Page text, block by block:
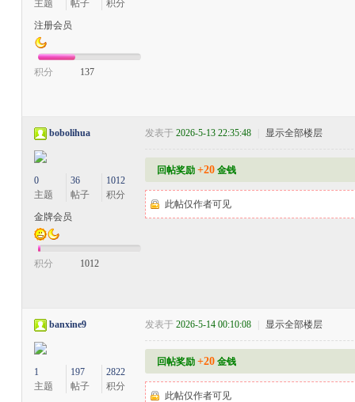
主题
帖子
积分
注册会员
积分 137
bobolihua
0
主题
36
帖子
1012
积分
金牌会员
积分 1012
发表于 2026-5-13 22:35:48 显示全部楼层
回帖奖励 +20 金钱
此帖仅作者可见
banxine9
1
主题
197
帖子
2822
积分
发表于 2026-5-14 00:10:08 显示全部楼层
回帖奖励 +20 金钱
此帖仅作者可见